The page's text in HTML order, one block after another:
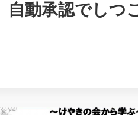
自動承認でしつ